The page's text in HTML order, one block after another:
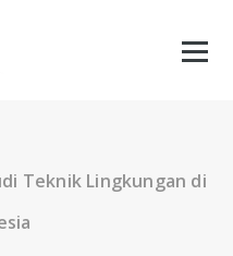
Teknik Lingkungan di